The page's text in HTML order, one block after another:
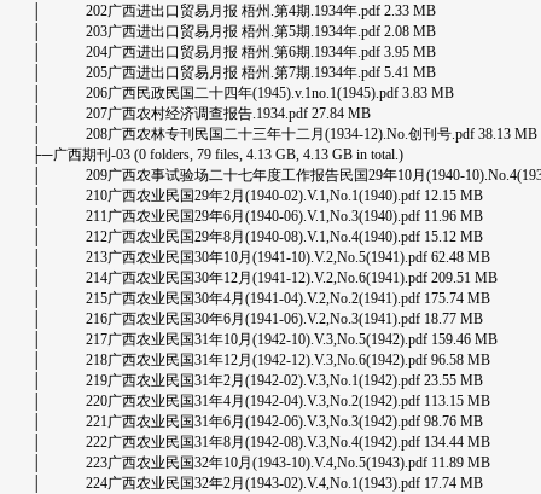
│ 202广西进出口贸易月报 梧州.第4期.1934年.pdf 2.33 MB
│ 203广西进出口贸易月报 梧州.第5期.1934年.pdf 2.08 MB
│ 204广西进出口贸易月报 梧州.第6期.1934年.pdf 3.95 MB
│ 205广西进出口贸易月报 梧州.第7期.1934年.pdf 5.41 MB
│ 206广西民政民国二十四年(1945).v.1no.1(1945).pdf 3.83 MB
│ 207广西农村经济调查报告.1934.pdf 27.84 MB
│ 208广西农林专刊民国二十三年十二月(1934-12).No.创刊号.pdf 38.13 MB
├─广西期刊-03 (0 folders, 79 files, 4.13 GB, 4.13 GB in total.)
│ 209广西农事试验场二十七年度工作报告民国29年10月(1940-
│ 210广西农业民国29年2月(1940-02).V.1,No.1(1940).pdf 12.15 MB
│ 211广西农业民国29年6月(1940-06).V.1,No.3(1940).pdf 11.96 MB
│ 212广西农业民国29年8月(1940-08).V.1,No.4(1940).pdf 15.12 MB
│ 213广西农业民国30年10月(1941-10).V.2,No.5(1941).pdf 62.48 MB
│ 214广西农业民国30年12月(1941-12).V.2,No.6(1941).pdf 209.51 MB
│ 215广西农业民国30年4月(1941-04).V.2,No.2(1941).pdf 175.74 MB
│ 216广西农业民国30年6月(1941-06).V.2,No.3(1941).pdf 18.77 MB
│ 217广西农业民国31年10月(1942-10).V.3,No.5(1942).pdf 159.46 MB
│ 218广西农业民国31年12月(1942-12).V.3,No.6(1942).pdf 96.58 MB
│ 219广西农业民国31年2月(1942-02).V.3,No.1(1942).pdf 23.55 MB
│ 220广西农业民国31年4月(1942-04).V.3,No.2(1942).pdf 113.15 MB
│ 221广西农业民国31年6月(1942-06).V.3,No.3(1942).pdf 98.76 MB
│ 222广西农业民国31年8月(1942-08).V.3,No.4(1942).pdf 134.44 MB
│ 223广西农业民国32年10月(1943-10).V.4,No.5(1943).pdf 11.89 MB
│ 224广西农业民国32年2月(1943-02).V.4,No.1(1943).pdf 17.74 MB